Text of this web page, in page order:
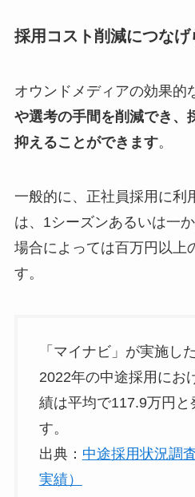
採用コスト削減につなげ
オウンドメディアの効果的
や選考の手間を削減でき、
抑えることができます。
一般的に、正社員採用に利
は、1シーズンあるいは一
場合によっては百万円以上
す。
「マイナビ」が実施し
2022年の中途採用にお
績は平均で117.9万円と
す。
出典： 中途採用状況調
実績）